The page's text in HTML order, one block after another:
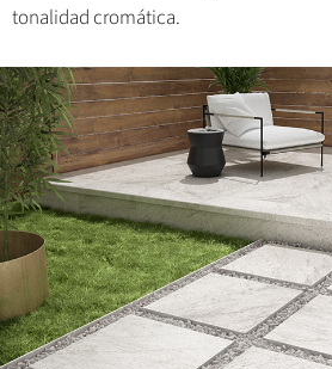
tonalidad cromática.